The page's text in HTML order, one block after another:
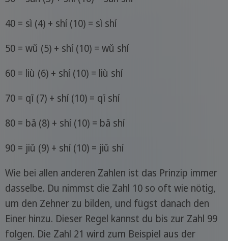
40 = sì (4) + shí (10) = sì shí
50 = wǔ (5) + shí (10) = wǔ shí
60 = liù (6) + shí (10) = liù shí
70 = qī (7) + shí (10) = qī shí
80 = bā (8) + shí (10) = bā shí
90 = jiǔ (9) + shí (10) = jiǔ shí
Wie bei allen anderen Zahlen ist das Prinzip immer
dasselbe. Du nimmst die Zahl 10 so oft wie nötig,
um den Zehner zu bilden, und fügst danach den
Einer hinzu. Dieser Regel kannst du bis zur Zahl 99
folgen. Die Zahl 21 wird zum Beispiel aus der